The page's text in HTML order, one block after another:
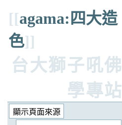
[[agama:四大造
色]]
台大獅子吼佛
學專站